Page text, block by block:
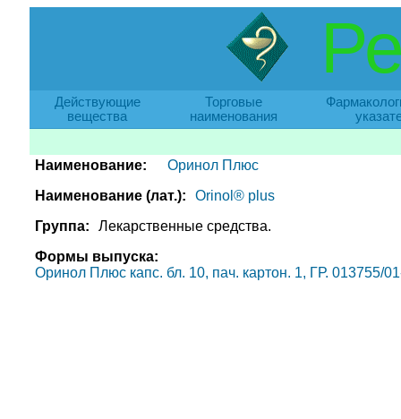
Действующие
вещества
Торговые
наименования
Наименование:
Оринол Плюс
Наименование (лат.):
Orinol® plus
Группа:
Лекарственные средства.
Формы выпуска:
Оринол Плюс капс. бл. 10, пач. картон. 1, ГР. 013755/